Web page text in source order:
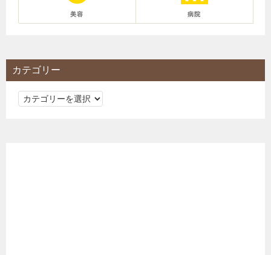
美容 病院
カテゴリー
カ